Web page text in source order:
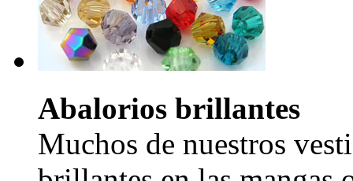
Abalorios brillantes
Muchos de nuestros